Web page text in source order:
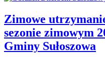
Zimowe
sezonie zimowym
Gminy Sułoszowa